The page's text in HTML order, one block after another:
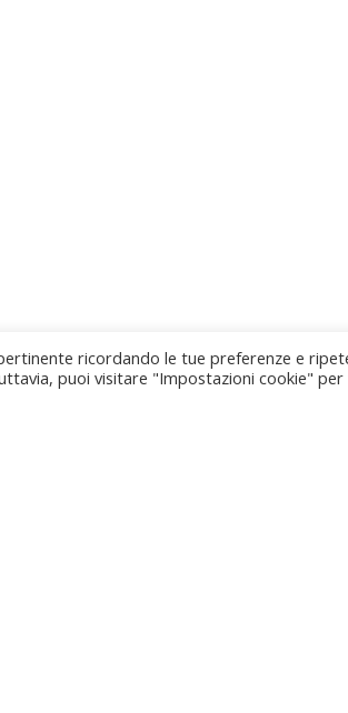
ricordando le tue preferenze e
puoi visitare "Impostazioni cookie"